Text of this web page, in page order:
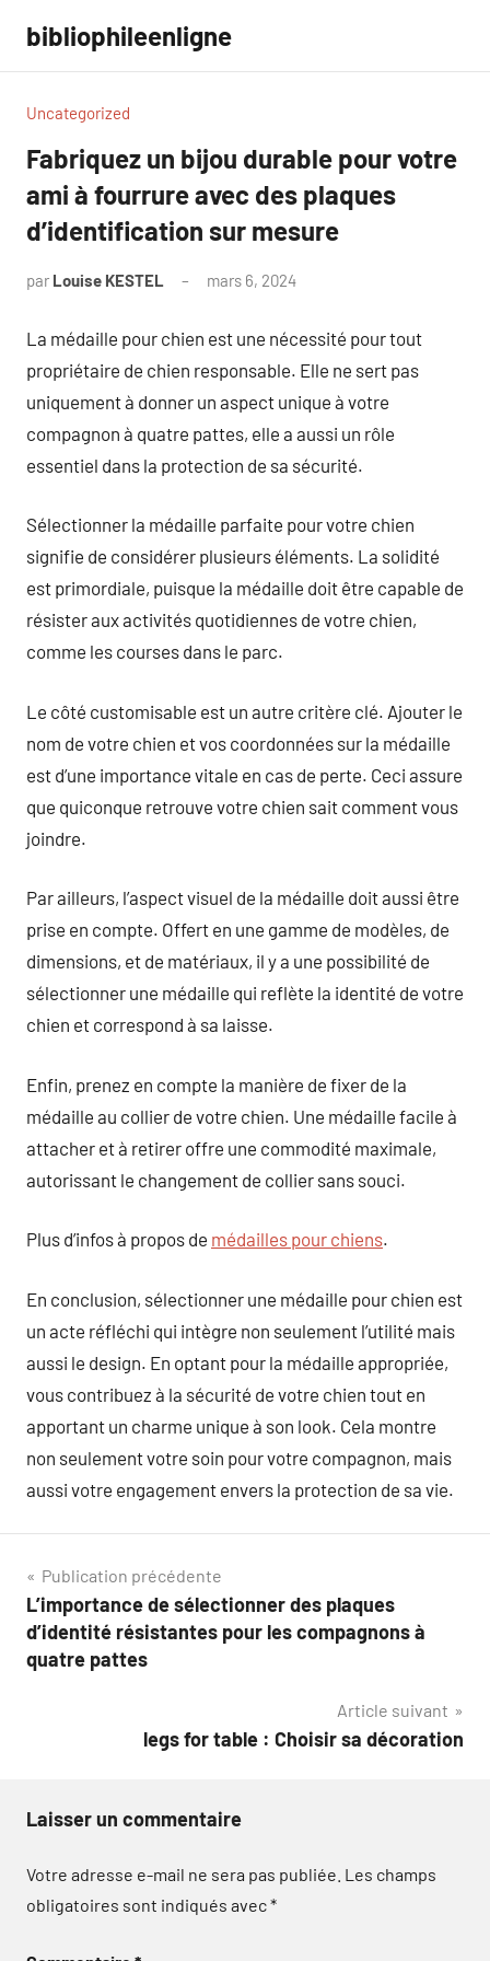
contenu
bibliophileenligne
Uncategorized
Fabriquez un bijou durable pour votre
ami à fourrure avec des plaques
d’identification sur mesure
par Louise KESTEL mars 6, 2024
La médaille pour chien est une nécessité pour tout
propriétaire de chien responsable. Elle ne sert pas
uniquement à donner un aspect unique à votre
compagnon à quatre pattes, elle a aussi un rôle
essentiel dans la protection de sa sécurité.
Sélectionner la médaille parfaite pour votre chien
signifie de considérer plusieurs éléments. La solidité
est primordiale, puisque la médaille doit être capable de
résister aux activités quotidiennes de votre chien,
comme les courses dans le parc.
Le côté customisable est un autre critère clé. Ajouter le
nom de votre chien et vos coordonnées sur la médaille
est d’une importance vitale en cas de perte. Ceci assure
que quiconque retrouve votre chien sait comment vous
joindre.
Par ailleurs, l’aspect visuel de la médaille doit aussi être
prise en compte. Offert en une gamme de modèles, de
dimensions, et de matériaux, il y a une possibilité de
sélectionner une médaille qui reflète la identité de votre
chien et correspond à sa laisse.
Enfin, prenez en compte la manière de fixer de la
médaille au collier de votre chien. Une médaille facile à
attacher et à retirer offre une commodité maximale,
autorissant le changement de collier sans souci.
Plus d’infos à propos de médailles pour chiens.
En conclusion, sélectionner une médaille pour chien est
un acte réfléchi qui intègre non seulement l’utilité mais
aussi le design. En optant pour la médaille appropriée,
vous contribuez à la sécurité de votre chien tout en
apportant un charme unique à son look. Cela montre
non seulement votre soin pour votre compagnon, mais
aussi votre engagement envers la protection de sa vie.
Navigation
de
l’article
Publication précédente
L’importance de sélectionner des plaques
d’identité résistantes pour les compagnons à
quatre pattes
Article suivant
legs for table : Choisir sa décoration
Laisser un commentaire
Votre adresse e-mail ne sera pas publiée. Les champs
obligatoires sont indiqués avec*